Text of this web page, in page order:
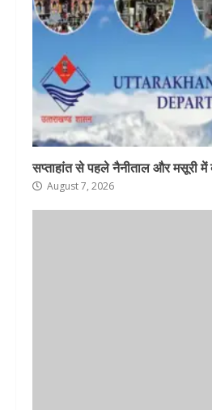
सप्ताहांत से पहले नैनीताल और मसूरी में
August 7, 2026